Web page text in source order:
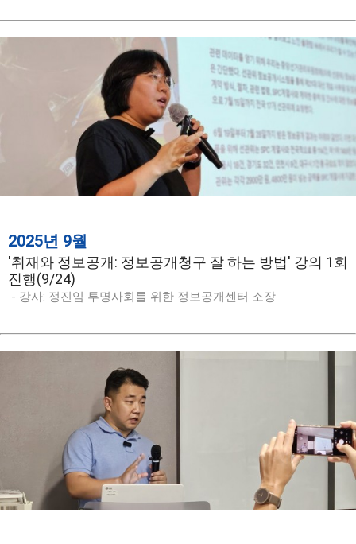
2025년 9월
'취재와 정보공개: 정보공개청구 잘 하는 방법' 강의 1회
진행(9/24)
- 강사: 정진임 투명사회를 위한 정보공개센터 소장